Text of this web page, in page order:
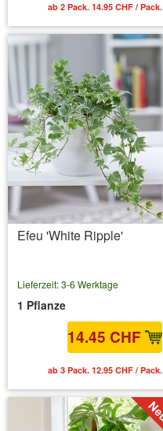
ab 2 Pack. 14.95 CHF / Pack.
Efeu 'White Ripple'
Lieferzeit: 3-6 Werktage
1 Pflanze
14.45 CHF
ab 3 Pack. 12.95 CHF / Pack.